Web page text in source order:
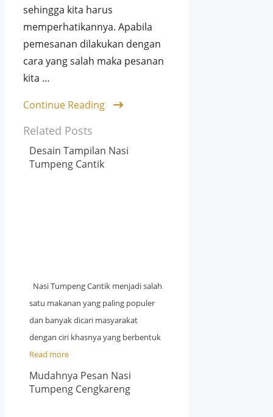
sehingga kita harus
memperhatikannya. Apabila
pemesanan dilakukan dengan
cara yang salah maka pesanan
kita …
Continue Reading
Related Posts
Desain Tampilan Nasi
Tumpeng Cantik
Nasi Tumpeng Cantik menjadi salah
satu makanan yang paling populer
dan banyak dicari masyarakat
dengan ciri khasnya yang berbentuk
Read more
Mudahnya Pesan Nasi
Tumpeng Cengkareng